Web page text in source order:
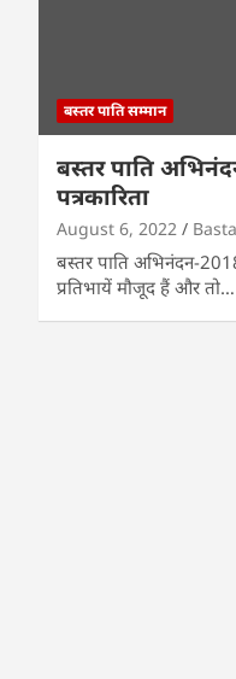
बस्तर पाति सम्मान
बस्तर पाति
पत्रकारिता
August 6, 2022
बस्तर पाति अभिनंदन-2018
प्रतिभायें मौजूद हैं और तो…